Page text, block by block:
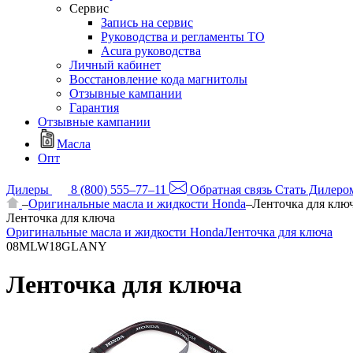
Сервис
Запись на сервис
Руководства и регламенты ТО
Acura руководства
Личный кабинет
Восстановление кода магнитолы
Отзывные кампании
Гарантия
Отзывные кампании
Масла
Опт
Дилеры 8 (800) 555–77–11 Обратная связь Стать
–Оригинальные масла и жидкости Honda–Ленточка для
Ленточка для ключа
Оригинальные масла и жидкости HondaЛенточка для ключа
08MLW18GLANY
Ленточка для ключа